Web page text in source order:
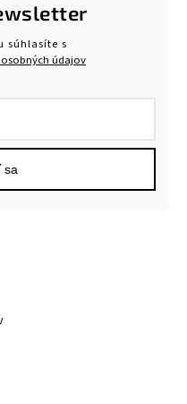
súhlasíte s
údajov
sa